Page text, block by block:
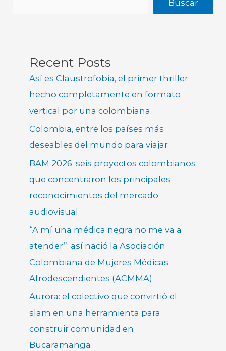
Buscar
Recent Posts
Así es Claustrofobia, el primer thriller
hecho completamente en formato
vertical por una colombiana
Colombia, entre los países más
deseables del mundo para viajar
BAM 2026: seis proyectos colombianos
que concentraron los principales
reconocimientos del mercado
audiovisual
“A mí una médica negra no me va a
atender”: así nació la Asociación
Colombiana de Mujeres Médicas
Afrodescendientes (ACMMA)
Aurora: el colectivo que convirtió el
slam en una herramienta para
construir comunidad en
Bucaramanga